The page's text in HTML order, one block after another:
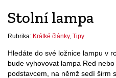
Stolní lampa
Rubrika: Krátké články, Tipy
Hledáte do své ložnice lampu v
bude vyhovovat lampa Red
podstavcem, na němž sedí širm